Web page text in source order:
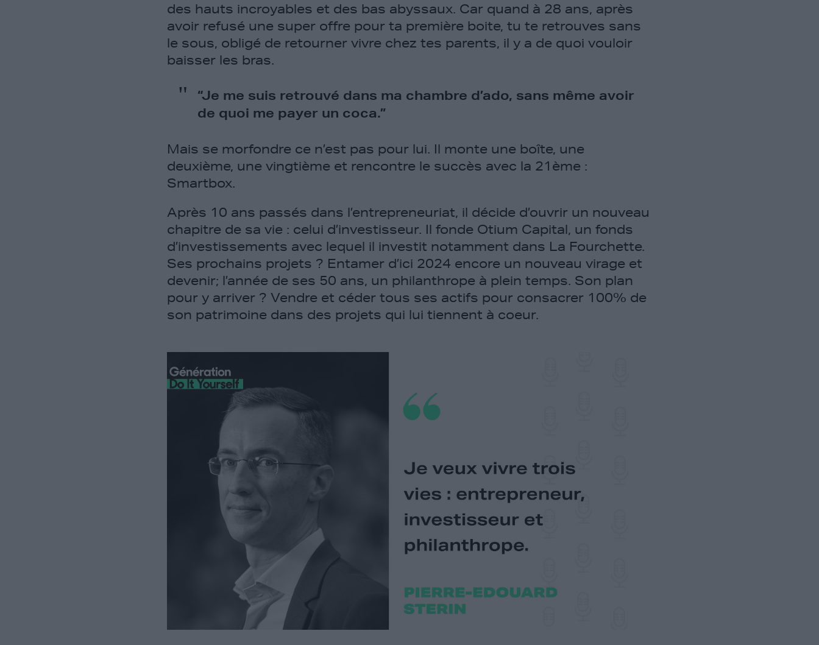
des hauts incroyables et des bas abyssaux. Car quand à 28 ans, après
avoir refusé une super offre pour ta première boite, tu te retrouves sans
le sous, obligé de retourner vivre chez tes parents, il y a de quoi vouloir
baisser les bras.
“Je me suis retrouvé dans ma chambre d’ado, sans même avoir
de quoi me payer un coca.”
Mais se morfondre ce n’est pas pour lui. Il monte une boîte, une
deuxième, une vingtième et rencontre le succès avec la 21ème :
Smartbox.
Après 10 ans passés dans l’entrepreneuriat, il décide d’ouvrir un nouveau
chapitre de sa vie : celui d’investisseur. Il fonde Otium Capital, un fonds
d’investissements avec lequel il investit notamment dans La Fourchette.
Ses prochains projets ? Entamer d’ici 2024 encore un nouveau virage et
devenir; l’année de ses 50 ans, un philanthrope à plein temps. Son plan
pour y arriver ? Vendre et céder tous ses actifs pour consacrer 100% de
son patrimoine dans des projets qui lui tiennent à coeur.